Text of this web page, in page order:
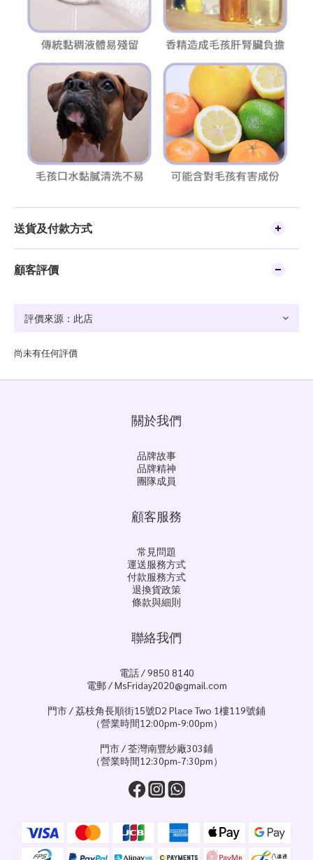
送貨及付款方式
顧客評價
尚未有任何評價
關於我們
品牌故事
品牌精神
團隊成員
顧客服務
常見問題
運送服務方式
付款服務方式
退換貨政策
條款與細則
聯絡我們
電話 / 9850 8140
電郵 / MsFriday2020@gmail.com
門市 / 荔枝角長順街15號D2 Place Two 1樓119號鋪
（營業時間12:00pm-9:00pm）
門市 / 荃灣南豐紗廠303鋪
（營業時間12:30pm-7:30pm）